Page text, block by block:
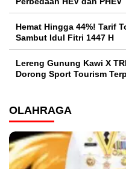
Hemat Hingga 44%! Tarif
Sambut Idul Fitri 1447 H
Lereng Gunung Kawi X
Dorong Sport Tourism
OLAHRAGA